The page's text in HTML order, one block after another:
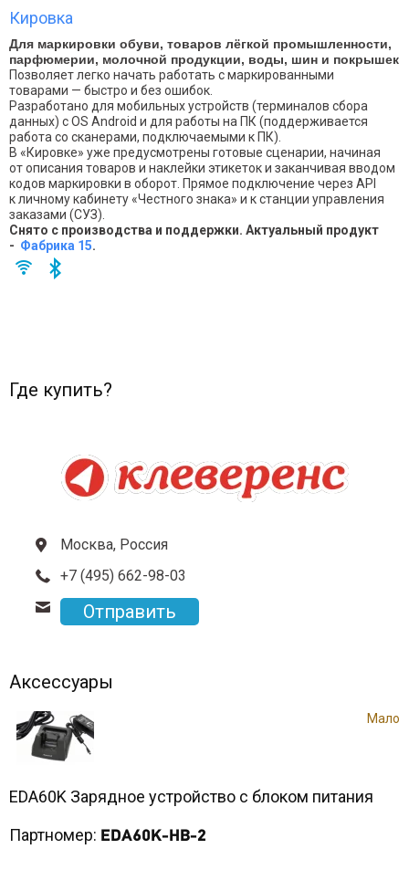
Кировка
Для маркировки обуви, товаров лёгкой промышленности,
парфюмерии, молочной продукции, воды, шин и покрышек
Позволяет легко начать работать с маркированными
товарами — быстро и без ошибок.
Разработано для мобильных устройств (терминалов сбора
данных) с OS Android и для работы на ПК (поддерживается
работа со сканерами, подключаемыми к ПК).
В «Кировке» уже предусмотрены готовые сценарии, начиная
от описания товаров и наклейки этикеток и заканчивая вводом
кодов маркировки в оборот. Прямое подключение через API
к личному кабинету «Честного знака» и к станции управления
заказами (СУЗ).
Снято с производства и поддержки. Актуальный продукт
- Фабрика 15.
Где купить?
Москва, Россия
+7 (495) 662-98-03
Отправить
Аксессуары
Мало
EDA60K Зарядное устройство с блоком питания
Партномер: EDA60K-HB-2